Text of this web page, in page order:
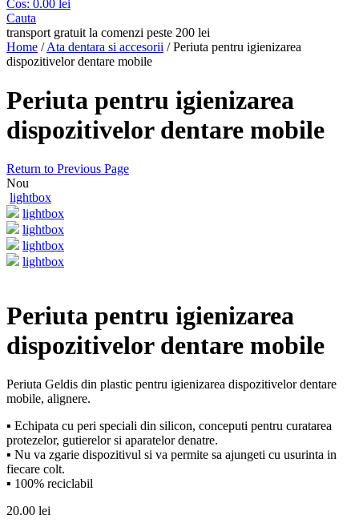
Cos: 0.00 lei
Cauta
transport gratuit la comenzi peste 200 lei
Home / Ata dentara si accesorii /Periuta pentru igienizarea
dispozitivelor dentare mobile
Periuta pentru igienizarea
dispozitivelor dentare mobile
Return to Previous Page
Nou
lightbox
lightbox
lightbox
lightbox
lightbox
Periuta pentru igienizarea
dispozitivelor dentare mobile
Periuta Geldis din plastic pentru igienizarea dispozitivelor dentare
mobile, alignere.
▪ Echipata cu peri speciali din silicon, conceputi pentru curatarea
protezelor, gutierelor si aparatelor denatre.
▪ Nu va zgarie dispozitivul si va permite sa ajungeti cu usurinta in
fiecare colt.
▪ 100% reciclabil
20.00 lei